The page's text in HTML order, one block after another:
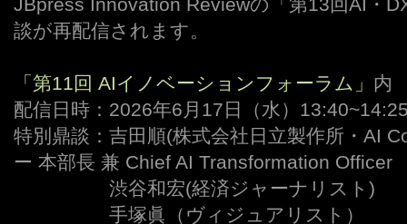
談が再配信されます。
「第11回 AIイノベーションフォーラム」 内
配信日時：2026年6月17日（水）
特別鼎談：吉田順(株式会社日立製作所・AI
ー 本部長 兼 Chief AI Transformation Officer
渋谷和宏(経済ジャーナリスト)
手塚眞（ヴィジュアリスト）